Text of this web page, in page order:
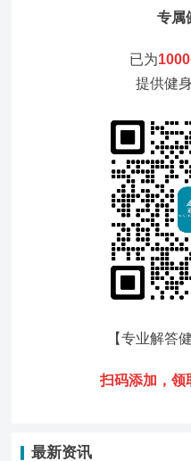
专属
已为
提供健
【专业解答
扫码添加，领
最新资讯